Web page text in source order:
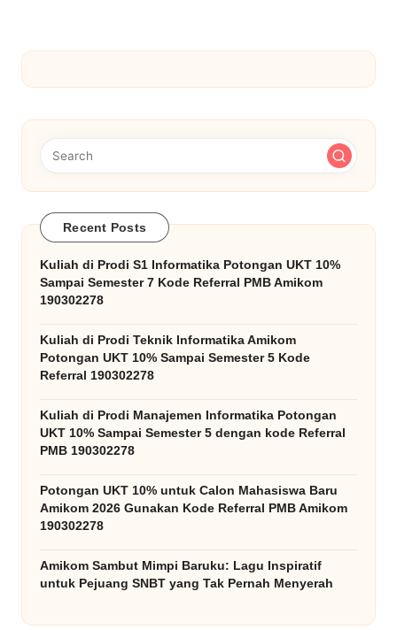
Recent Posts
Kuliah di Prodi S1 Informatika Potongan UKT 10%
Sampai Semester 7 Kode Referral PMB Amikom
190302278
Kuliah di Prodi Teknik Informatika Amikom
Potongan UKT 10% Sampai Semester 5 Kode
Referral 190302278
Kuliah di Prodi Manajemen Informatika Potongan
UKT 10% Sampai Semester 5 dengan kode Referral
PMB 190302278
Potongan UKT 10% untuk Calon Mahasiswa Baru
Amikom 2026 Gunakan Kode Referral PMB Amikom
190302278
Amikom Sambut Mimpi Baruku: Lagu Inspiratif
untuk Pejuang SNBT yang Tak Pernah Menyerah